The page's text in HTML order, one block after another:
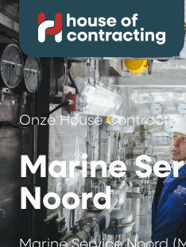
Onze House Contractor
Marine
Noord
Marine Service Noord